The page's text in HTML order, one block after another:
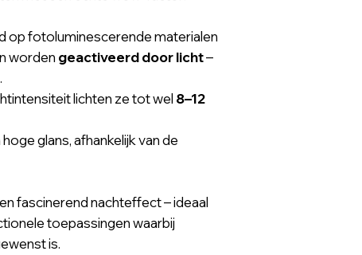
op fotoluminescerende materialen
worden geactiveerd door licht–
lichten ze tot wel 8–12
glans, afhankelijk van de
fascinerend nachteffect – ideaal
toepassingen waarbij
is.